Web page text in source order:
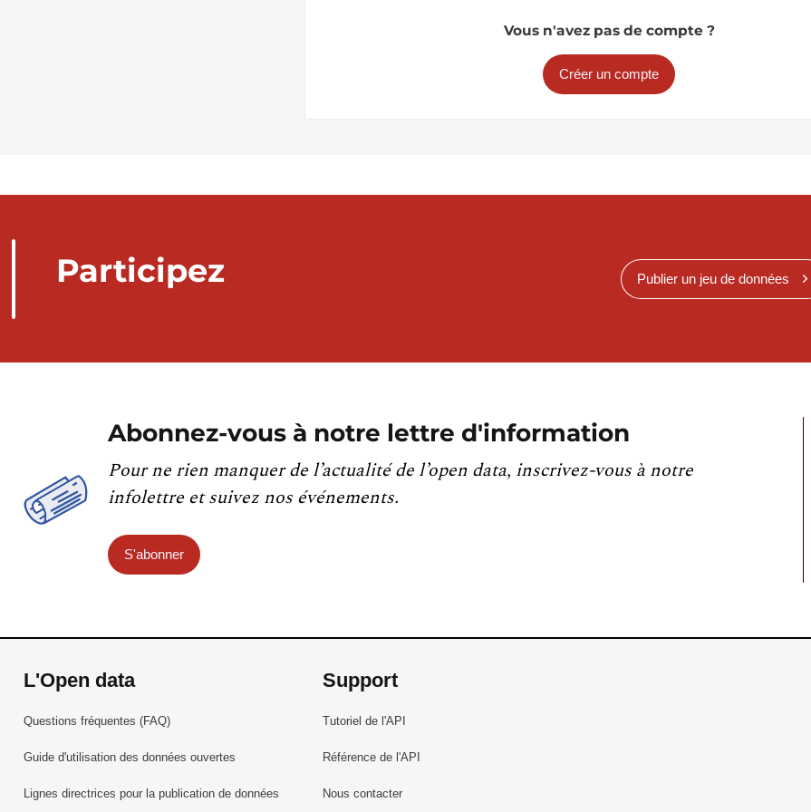
Vous n'avez pas de compte ?
Créer un compte
Participez Publier un jeu de données
Abonnez-vous à notre lettre d'information
Pour ne rien manquer de l’actualité de l’open data, inscrivez-vous à notre
infolettre et suivez nos événements.
S'abonner
L'Open data
Questions fréquentes (FAQ)
Guide d'utilisation des données ouvertes
Lignes directrices pour la publication de données
Support
Tutoriel de l'API
Référence de l'API
Nous contacter